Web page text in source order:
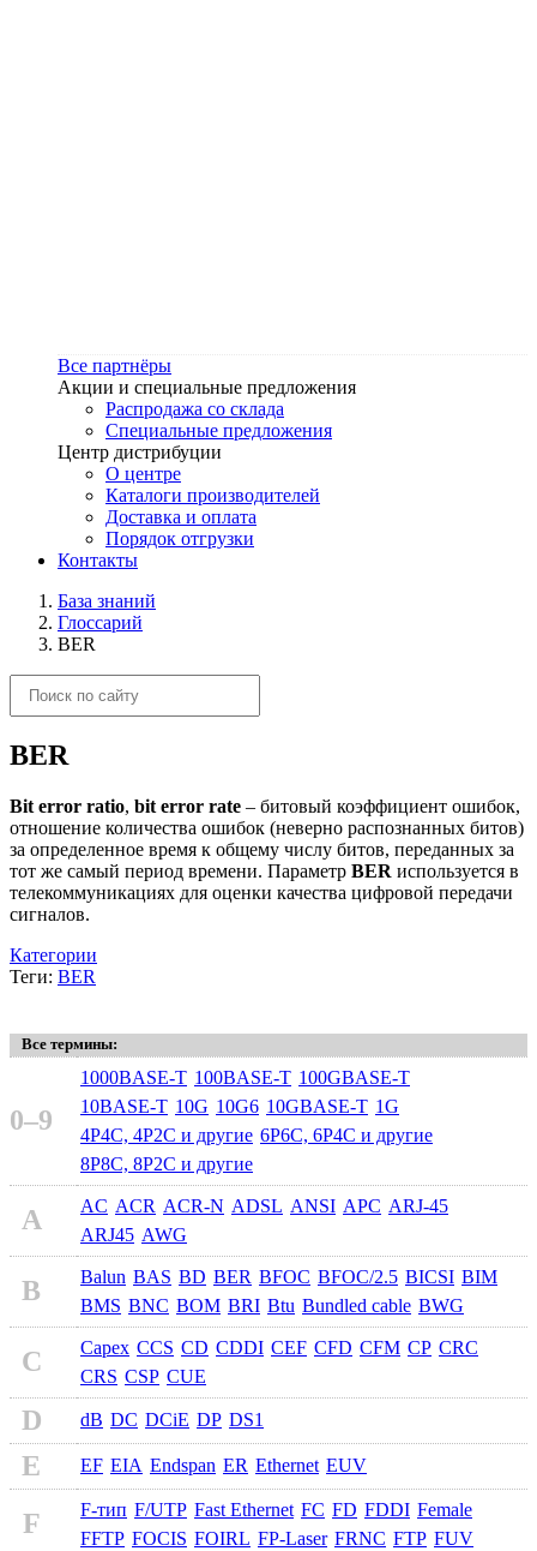
Все партнёры
Акции и специальные предложения
Распродажа со склада
Специальные предложения
Центр дистрибуции
О центре
Каталоги производителей
Доставка и оплата
Порядок отгрузки
Контакты
База знаний
Глоссарий
BER
BER
Bit error ratio, bit error rate – битовый коэффициент ошибок,
отношение количества ошибок (неверно распознанных битов)
за определенное время к общему числу битов, переданных за
тот же самый период времени. Параметр BER используется в
телекоммуникациях для оценки качества цифровой передачи
сигналов.
Категории
Теги: BER
Все термины:
0–9
1000BASE-T 100BASE-T 100GBASE-T
10BASE-T 10G 10G6 10GBASE-T 1G
4P4C, 4P2C и другие 6P6C, 6P4C и другие
8P8C, 8P2C и другие
A AC ACR ACR-N ADSL ANSI APC ARJ-45
ARJ45 AWG
B Balun BAS BD BER BFOC BFOC/2.5 BICSI BIM
BMS BNC BOM BRI Btu Bundled cable BWG
C Capex CCS CD CDDI CEF CFD CFM CP CRC
CRS CSP CUE
D dB DC DCiE DP DS1
E EF EIA Endspan ER Ethernet EUV
F F-тип F/UTP Fast Ethernet FC FD FDDI Female
FFTP FOCIS FOIRL FP-Laser FRNC FTP FUV